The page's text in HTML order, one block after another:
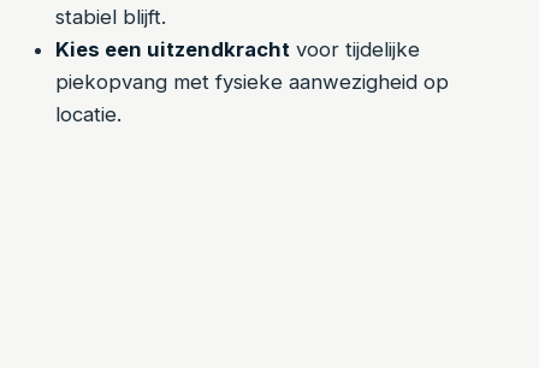
stabiel blijft.
Kies een uitzendkracht voor tijdelijke
piekopvang met fysieke aanwezigheid op
locatie.